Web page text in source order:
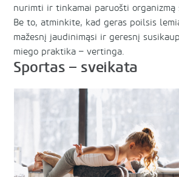
nurimti ir tinkamai paruošti organizmą
Be to, atminkite, kad geras poilsis
mažesnį jaudinimąsi ir geresnį
miego praktika – vertinga.
Sportas – sveikata